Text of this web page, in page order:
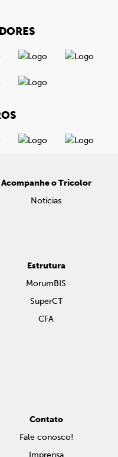
Acompanhe o Tricolor
Notícias
Estrutura
MorumBIS
SuperCT
CFA
Contato
Fale conosco!
Imprensa